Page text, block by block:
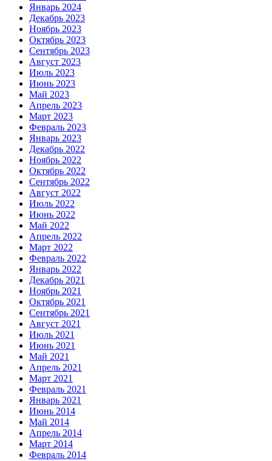
Январь 2024
Декабрь 2023
Ноябрь 2023
Октябрь 2023
Сентябрь 2023
Август 2023
Июль 2023
Июнь 2023
Май 2023
Апрель 2023
Март 2023
Февраль 2023
Январь 2023
Декабрь 2022
Ноябрь 2022
Октябрь 2022
Сентябрь 2022
Август 2022
Июль 2022
Июнь 2022
Май 2022
Апрель 2022
Март 2022
Февраль 2022
Январь 2022
Декабрь 2021
Ноябрь 2021
Октябрь 2021
Сентябрь 2021
Август 2021
Июль 2021
Июнь 2021
Май 2021
Апрель 2021
Март 2021
Февраль 2021
Январь 2021
Июнь 2014
Май 2014
Апрель 2014
Март 2014
Февраль 2014